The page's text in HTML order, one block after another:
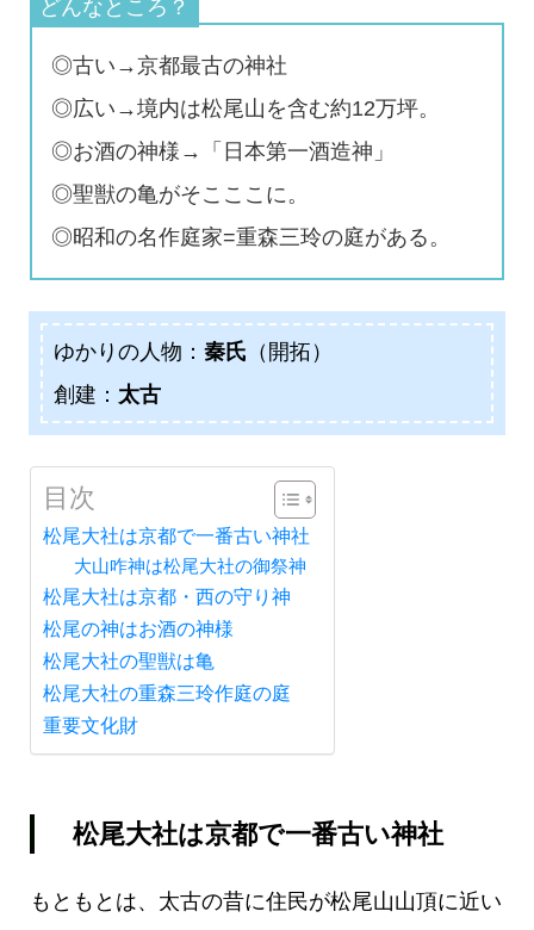
◎古い→京都最古の神社
◎広い→境内は松尾山を含む約12万坪。
◎お酒の神様→「日本第一酒造神」
◎聖獣の亀がそこここに。
◎昭和の名作庭家=重森三玲の庭がある。
ゆかりの人物： 秦氏 （開拓）
創建： 太古
目次
松尾大社は京都で一番古い神社
大山咋神は松尾大社の御祭神
松尾大社は京都・西の守り神
松尾の神はお酒の神様
松尾大社の聖獣は亀
松尾大社の重森三玲作庭の庭
重要文化財
松尾大社は京都で一番古い神社
もともとは、太古の昔に住民が松尾山山頂に近い